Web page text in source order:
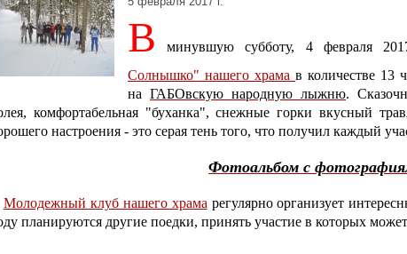
В минувшую субботу, 4 февраля
Солнышко" нашего храма в количестве 13
на ГАБОвскую народную лыжню.
комфортабельная "буханка", снежные горки вкусный
настроения - это серая тень того, что получил каждый
Фотоальбом с
Молодежный клуб нашего храма регулярно организует
планируются другие поедки, принять участие в которых